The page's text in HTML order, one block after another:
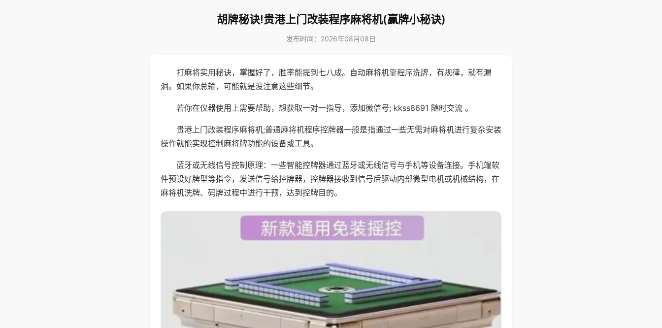
胡牌秘诀!贵港上门改装程序麻将机(赢牌小秘诀)
发布时间：2026年08月08日
打麻将实用秘诀，掌握好了，胜率能提到七八成。自动麻将机靠程序洗牌，有规律，就有漏
洞。如果你总输，可能就是没注意这些细节。
若你在仪器使用上需要帮助，想获取一对一指导，添加微信号; kkss8691 随时交流 。
贵港上门改装程序麻将机;普通麻将机程序控牌器一般是指通过一些无需对麻将机进行复杂安装
操作就能实现控制麻将牌功能的设备或工具。
蓝牙或无线信号控制原理：一些智能控牌器通过蓝牙或无线信号与手机等设备连接。手机端软
件预设好牌型等指令，发送信号给控牌器，控牌器接收到信号后驱动内部微型电机或机械结构，在
麻将机洗牌、码牌过程中进行干预，达到控牌目的。